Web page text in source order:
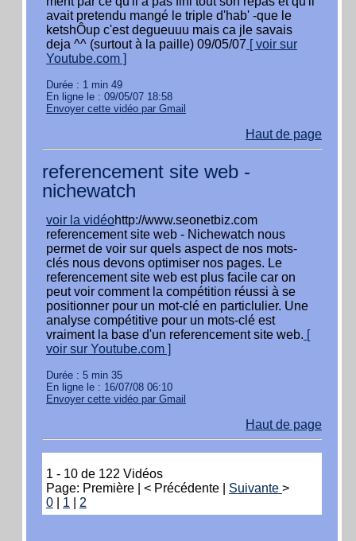
avait pretendu mangé le triple d'hab' -que le
ketshÔup c'est degueuuu mais ca jle savais
deja ^^ (surtout à la paille) 09/05/07 [ voir sur
Youtube.com ]
Durée : 1 min 49
En ligne le : 09/05/07 18:58
Envoyer cette vidéo par Gmail
Haut de page
referencement site web -
nichewatch
voir la vidéohttp://www.seonetbiz.com
referencement site web - Nichewatch nous
permet de voir sur quels aspect de nos mots-
clés nous devons optimiser nos pages. Le
referencement site web est plus facile car on
peut voir comment la compétition réussi à se
positionner pour un mot-clé en particlulier. Une
analyse compétitive pour un mots-clé est
vraiment la base d'un referencement site web. [
voir sur Youtube.com ]
Durée : 5 min 35
En ligne le : 16/07/08 06:10
Envoyer cette vidéo par Gmail
Haut de page
1 - 10 de 122 Vidéos
Page: Première | < Précédente | Suivante >
0
1 2